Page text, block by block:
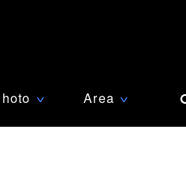
∨ Area ∨